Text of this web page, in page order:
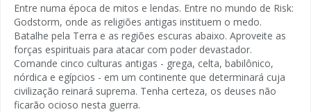
Entre numa época de mitos e lendas. Entre no mundo de Risk:
Godstorm, onde as religiões antigas instituem o medo.
Batalhe pela Terra e as regiões escuras abaixo. Aproveite as
forças espirituais para atacar com poder devastador.
Comande cinco culturas antigas - grega, celta, babilônico,
nórdica e egípcios - em um continente que determinará cuja
civilização reinará suprema. Tenha certeza, os deuses não
ficarão ocioso nesta guerra.